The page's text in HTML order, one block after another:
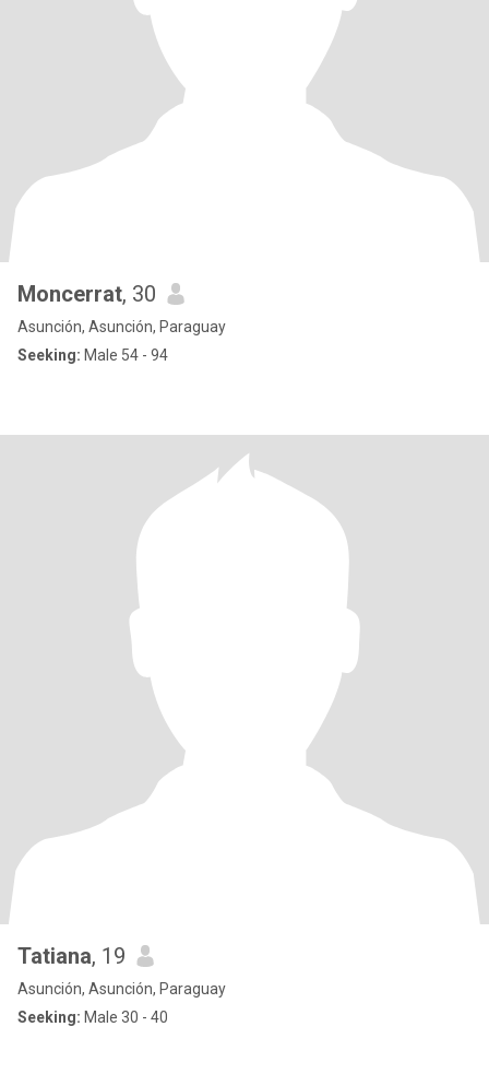
Moncerrat, 30
Asunción, Asunción, Paraguay
Seeking: Male 54 - 94
Tatiana, 19
Asunción, Asunción, Paraguay
Seeking: Male 30 - 40